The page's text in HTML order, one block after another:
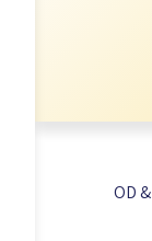
OD